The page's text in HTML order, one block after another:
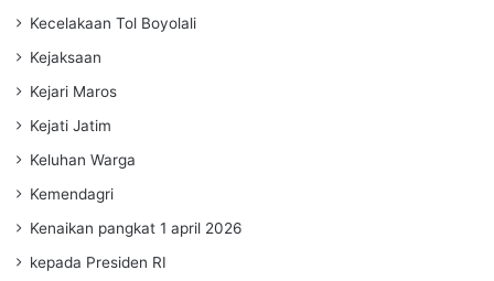
Kecelakaan Tol Boyolali
Kejaksaan
Kejari Maros
Kejati Jatim
Keluhan Warga
Kemendagri
Kenaikan pangkat 1 april 2026
kepada Presiden RI